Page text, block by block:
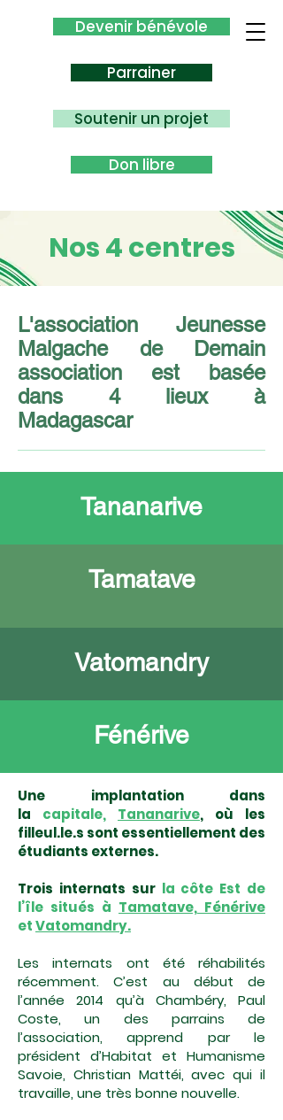
Devenir bénévole
Parrainer
Soutenir un projet
Don libre
Nos 4 centres
L'association Jeunesse
Malgache de Demain
association est basée
dans 4 lieux à
Madagascar
Tananarive
Tamatave
Vatomandry
Fénérive
Une implantation dans
la capitale, Tananarive, où les
filleul.le.s sont essentiellement des
étudiants externes.
Trois internats surla côte Est de
l’île situés à Tamatave, Fénérive
etVatomandry.
Les internats ont été réhabilités
récemment. C’est au début de
l’année 2014 qu’à Chambéry, Paul
Coste, un des parrains de
l’association, apprend par le
président d’Habitat et Humanisme
Savoie, Christian Mattéi, avec qui il
travaille, une très bonne nouvelle.